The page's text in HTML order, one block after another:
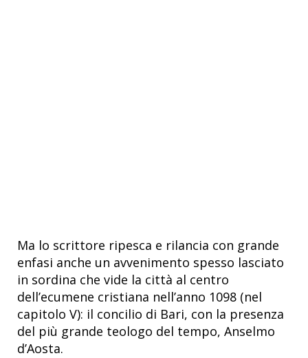
Ma lo scrittore ripesca e rilancia con grande
enfasi anche un avvenimento spesso lasciato
in sordina che vide la città al centro
dell’ecumene cristiana nell’anno 1098 (nel
capitolo V): il concilio di Bari, con la presenza
del più grande teologo del tempo, Anselmo
d’Aosta.